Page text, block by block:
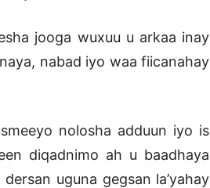
jooga wuxuu u arkaa inay
nabad iyo waa fiicanahay
nolosha adduun iyo is
diqadnimo ah u baadhaya
uguna gegsan la’yahay